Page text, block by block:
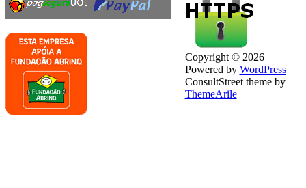
Copyright © 2026 |
Powered by WordPress |
ConsultStreet theme by
ThemeArile